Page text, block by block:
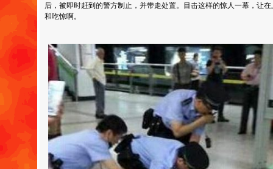
后，被即时赶到的警方制止，并带走处置。目击这样的惊人一幕，让
和吃惊啊。